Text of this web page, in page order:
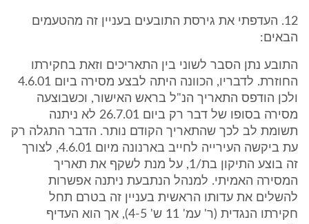
12. העדפתי את גירסת התובעים בעניין זה מהטעמים
הבאים:
התובע נתן הסבר לשוני בין התאריכים וזאת בחקירתו
החוזרת. לדבריו, הכוונה היתה לבצע מסירה ביום 4.6.01
ולכן הודפס התאריך הנ"ל בראש האישור, וכשבוצעה
מסירה בסופו של דבר רק ביום 26.7.01 לא ניתנה
תשומת לב לכך שהתאריך הקודם נותר. הדבר התגלה רק
עת ביקשה העירייה לחייב בארנונה מיום 4.6.01, לצורך
זה בוצע התיקון בת/1, על מנת לשקף את תאריך
המסירה האמיתי. למנהל הנתבעת ניתנה אפשרות
להשלים את עדותו הראשית בעניין זה בטרם תחל
חקירתו הנגדית (ר' עמ' 11 ש' 4-5), אך הוא העדיף